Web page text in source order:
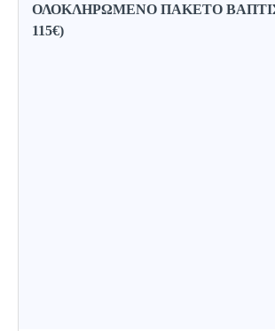
ΟΛΟΚΛΗΡΩΜΕΝΟ ΠΑΚΕΤΟ
115€)